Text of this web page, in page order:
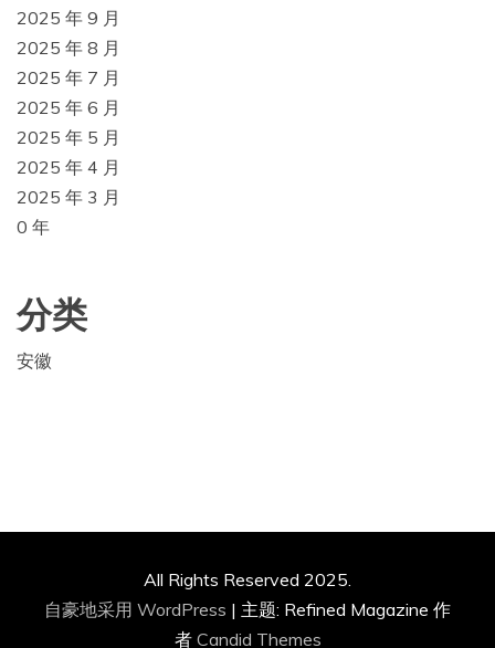
2025 年 9 月
2025 年 8 月
2025 年 7 月
2025 年 6 月
2025 年 5 月
2025 年 4 月
2025 年 3 月
0 年
分类
安徽
All Rights Reserved 2025.
自豪地采用 WordPress | 主题: Refined Magazine 作
者 Candid Themes